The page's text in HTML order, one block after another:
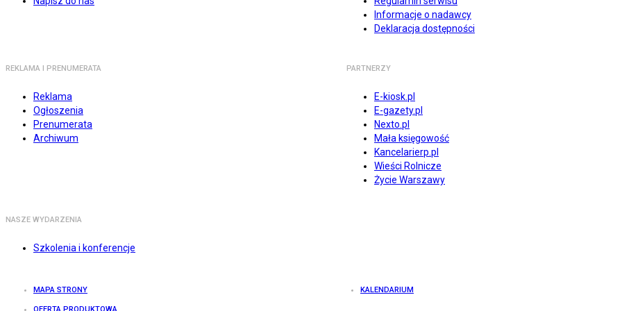
Informacje o nadawcy
Deklaracja dostępności
REKLAMA I PRENUMERATA
Reklama
Ogłoszenia
Prenumerata
Archiwum
PARTNERZY
E-kiosk.pl
E-gazety.pl
Nexto.pl
Mała księgowość
Kancelarierp.pl
Wieści Rolnicze
Życie Warszawy
NASZE WYDARZENIA
Szkolenia i konferencje
MAPA STRONY KALENDARIUM